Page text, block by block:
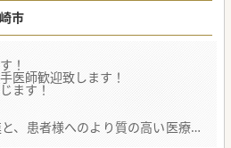
長崎市
！
医師歓迎致します！
ます！
、患者様へのより質の高い医療サ
系の先生を募集しています。